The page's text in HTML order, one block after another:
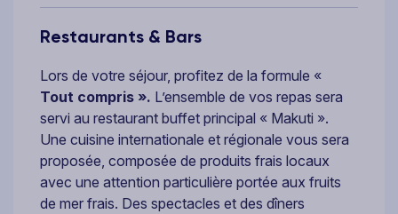
Restaurants & Bars
Lors de votre séjour, profitez de la formule «
Tout compris ». L’ensemble de vos repas sera
servi au restaurant buffet principal « Makuti ».
Une cuisine internationale et régionale vous sera
proposée, composée de produits frais locaux
avec une attention particulière portée aux fruits
de mer frais. Des spectacles et des dîners